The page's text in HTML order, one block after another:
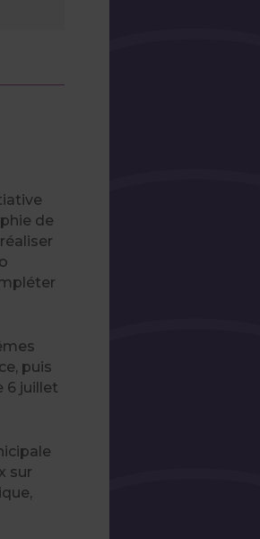
de
puis
6 juillet
sur